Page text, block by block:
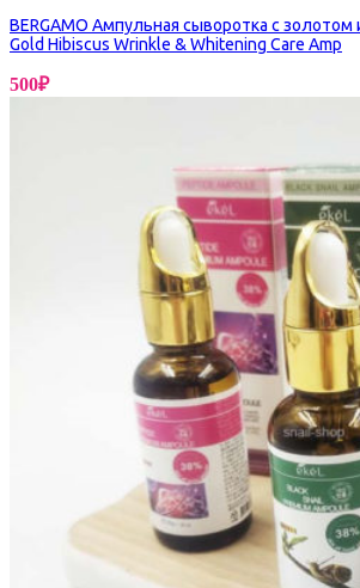
BERGAMO Ампульная сыворотка с золотом
Gold Hibiscus Wrinkle & Whitening Care Amp
500₽